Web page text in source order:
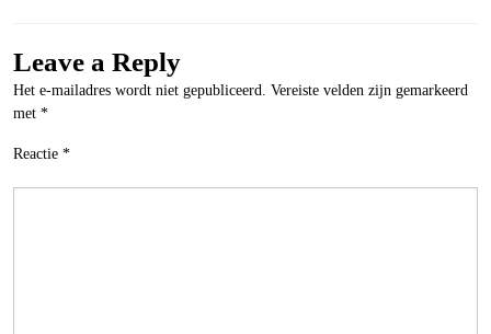
Leave a Reply
Het e-mailadres wordt niet gepubliceerd. Vereiste velden zijn gemarkeerd
met *
Reactie *